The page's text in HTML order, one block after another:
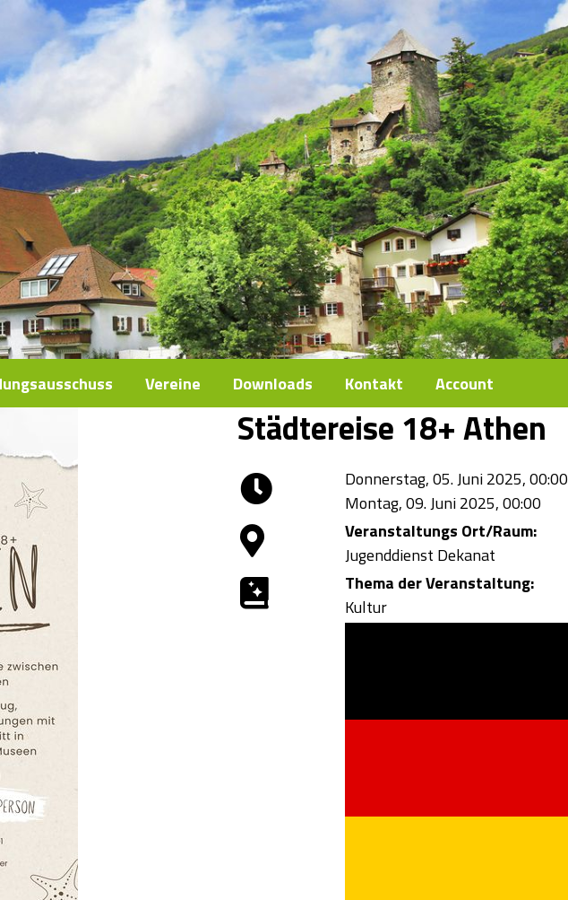
Vereine Downloads Kontakt Account
Städtereise 18+ Athen
Donnerstag, 05. Juni 2025, 00:00
Montag, 09. Juni 2025, 00:00
Veranstaltungs Ort/Raum:
Jugenddienst Dekanat
Thema der Veranstaltung:
Kultur